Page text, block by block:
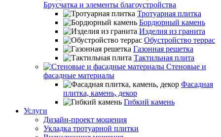
Брусчатка и элементы благоустройства
Тротуарная плитка
Бордюрный камень
Изделия из гранита
Обустройство террас
Газонная решетка
Тактильная плита
Стеновые и
фасадные материалы
Фасадная
плитка, камень, декор
Гибкий камень
Услуги
Дизайн-проект мощения
Укладка тротуарной плитки